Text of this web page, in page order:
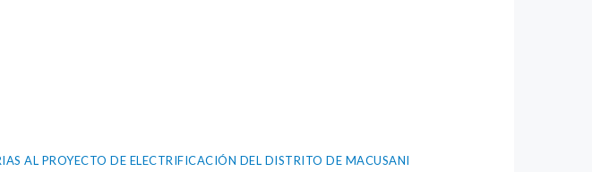
AL PROYECTO DE ELECTRIFICACIÓN DEL DISTRITO DE MACUSANI